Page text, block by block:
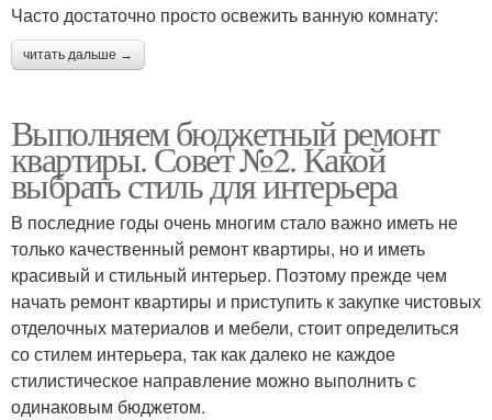
Часто достаточно просто освежить ванную комнату:
читать дальше →
Выполняем бюджетный ремонт
квартиры. Совет №2. Какой
выбрать стиль для интерьера
В последние годы очень многим стало важно иметь не
только качественный ремонт квартиры, но и иметь
красивый и стильный интерьер. Поэтому прежде чем
начать ремонт квартиры и приступить к закупке чистовых
отделочных материалов и мебели, стоит определиться
со стилем интерьера, так как далеко не каждое
стилистическое направление можно выполнить с
одинаковым бюджетом.